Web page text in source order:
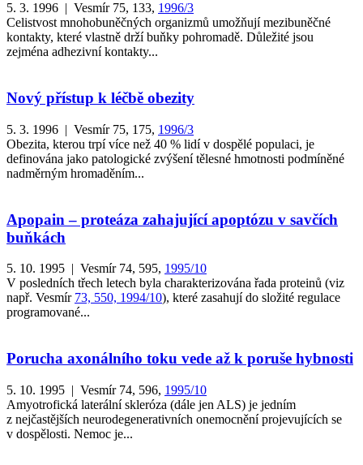
5. 3. 1996 | Vesmír 75, 133, 1996/3
Celistvost mnohobuněčných organizmů umožňují mezibuněčné
kontakty, které vlastně drží buňky pohromadě. Důležité jsou
zejména adhezivní kontakty...
Nový přístup k léčbě obezity
5. 3. 1996 | Vesmír 75, 175, 1996/3
Obezita, kterou trpí více než 40 % lidí v dospělé populaci, je
definována jako patologické zvýšení tělesné hmotnosti podmíněné
nadměrným hromaděním...
Apopain – proteáza zahajující apoptózu v savčích
buňkách
5. 10. 1995 | Vesmír 74, 595, 1995/10
V posledních třech letech byla charakterizována řada proteinů (viz
např. Vesmír 73, 550, 1994/10), které zasahují do složité regulace
programované...
Porucha axonálního toku vede až k poruše hybnosti
5. 10. 1995 | Vesmír 74, 596, 1995/10
Amyotrofická laterální skleróza (dále jen ALS) je jedním
z nejčastějších neurodegenerativních onemocnění projevujících se
v dospělosti. Nemoc je...